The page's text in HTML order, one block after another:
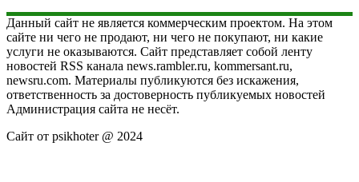
Данный сайт не является коммерческим проектом. На этом
сайте ни чего не продают, ни чего не покупают, ни какие
услуги не оказываются. Сайт представляет собой ленту
новостей RSS канала news.rambler.ru, kommersant.ru,
newsru.com. Материалы публикуются без искажения,
ответственность за достоверность публикуемых новостей
Администрация сайта не несёт.
Сайт от psikhoter @ 2024